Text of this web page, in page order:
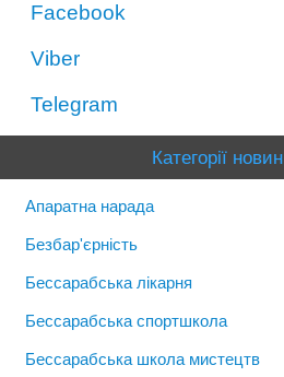
Facebook
Viber
Telegram
Категорії новин
Апаратна нарада
Безбар'єрність
Бессарабська лікарня
Бессарабська спортшкола
Бессарабська школа мистецтв